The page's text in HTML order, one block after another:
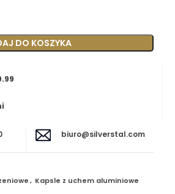
DO KOSZYKA
biuro@silverstal.com
, Kapsle z uchem aluminiowe